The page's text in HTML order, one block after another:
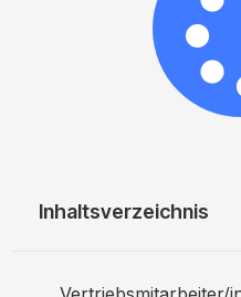
Inhaltsverzeichnis